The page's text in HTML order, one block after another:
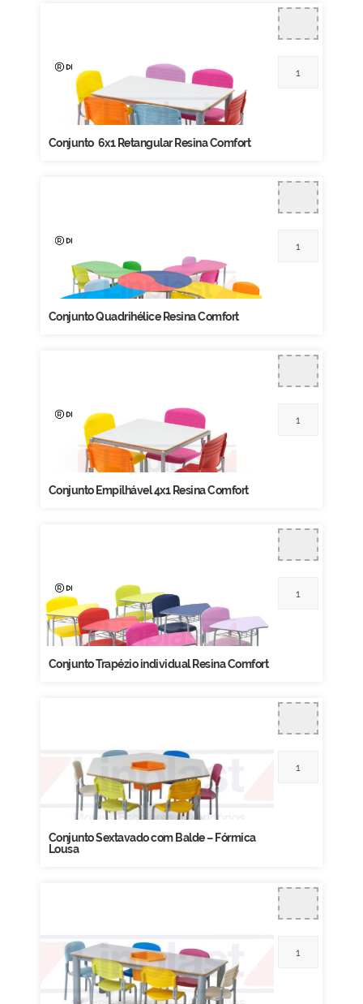
Conjunto 6x1 Retangular Resina Comfort
Conjunto Quadrihélice Resina Comfort
Conjunto Empilhável 4x1 Resina Comfort
Conjunto Trapézio individual Resina Comfort
Conjunto Sextavado com Balde – Fórmica
Lousa